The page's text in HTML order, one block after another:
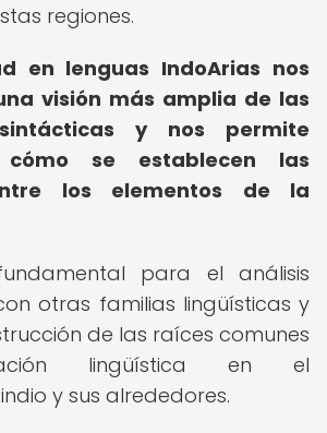
regiones.
en lenguas IndoArias nos
visión más amplia de las
y nos permite
cómo se establecen las
los elementos de la
para el análisis
otras familias lingüísticas y
de las raíces comunes
lingüística en el
y sus alrededores.